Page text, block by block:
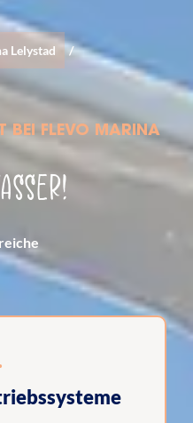
Lelystad /
BEI FLEVO MARINA